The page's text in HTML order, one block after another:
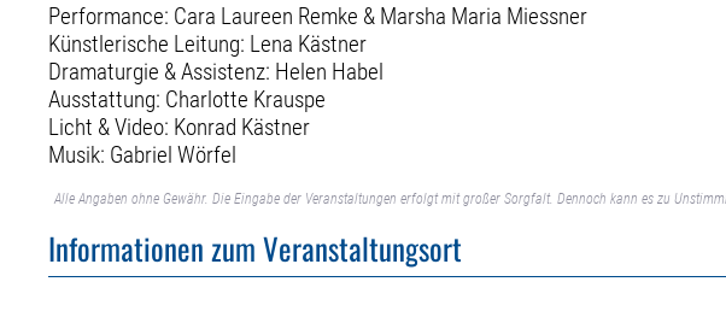
Performance: Cara Laureen Remke & Marsha Maria Miessner
Künstlerische Leitung: Lena Kästner
Dramaturgie & Assistenz: Helen Habel
Ausstattung: Charlotte Krauspe
Licht & Video: Konrad Kästner
Musik: Gabriel Wörfel
Alle Angaben ohne Gewähr. Die Eingabe der Veranstaltungen erfolgt mit großer Sorgfalt. Dennoch kann es zu
Informationen zum Veranstaltungsort